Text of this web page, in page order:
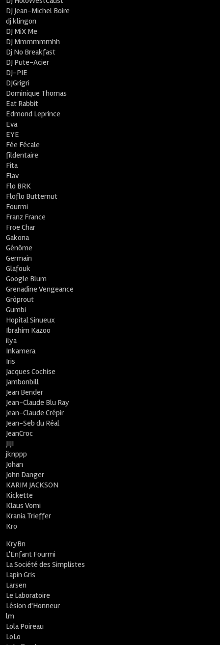
DJ Jean-Michel Boire
dj klingon
DJ MiX Me
DJ Mmmmmmhh
Dj No Breakfast
DJ Pute-Acier
DJ-PIE
DJGrigri
Dominique Thomas
Eat Rabbit
Edmond Leprince
Eva
EYE
Fée Fécale
fildentaire
Fita
Flav
Flo BRK
Floflo Butternut
Fourmi
Franz France
Froe Char
Gakona
Génôme
Germain
Glafouk
Google Blum
Grenadine Vengeance
Grôprout
Gumbi
Hopital Sinueux
Ibrahim Kazoo
ilya
Inkamera
Iris
Jacques Cochise
Jambonbill
Jean Bender
Jean-Claude Blu Ray
Jean-Claude Crépir
Jean-Seb du Réal
JeanCroc
JIJI
jknppp
Johan
John Danger
KARIM JACKSON
Kickette
Klaus Vomi
Krania Trieffer
Kro
KryBn
L'Enfant Fourmi
La Société des Simplistes
Lapin Gris
Larsen
Le Laboratoire
Lésion d'Honneur
lm
Lola Poireau
LoLo